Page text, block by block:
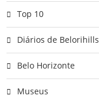
Top 10
Diários de Belorihills
Belo Horizonte
Museus